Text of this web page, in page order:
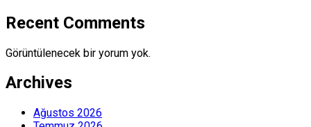
Recent Comments
Görüntülenecek bir yorum yok.
Archives
Ağustos 2026